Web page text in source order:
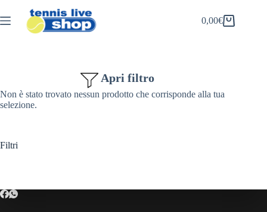
al
contenuto
Carrello
0,00€
Apri filtro
Non è stato trovato nessun prodotto che corrisponde alla tua
selezione.
Filtri